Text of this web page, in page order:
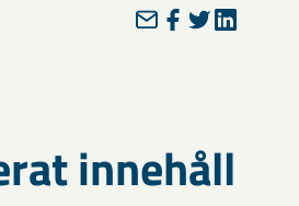
innehåll